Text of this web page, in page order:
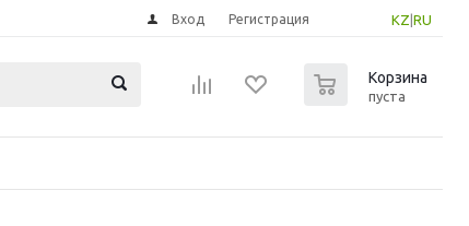
KZ RU
Вход Регистрация
Корзина
пуста